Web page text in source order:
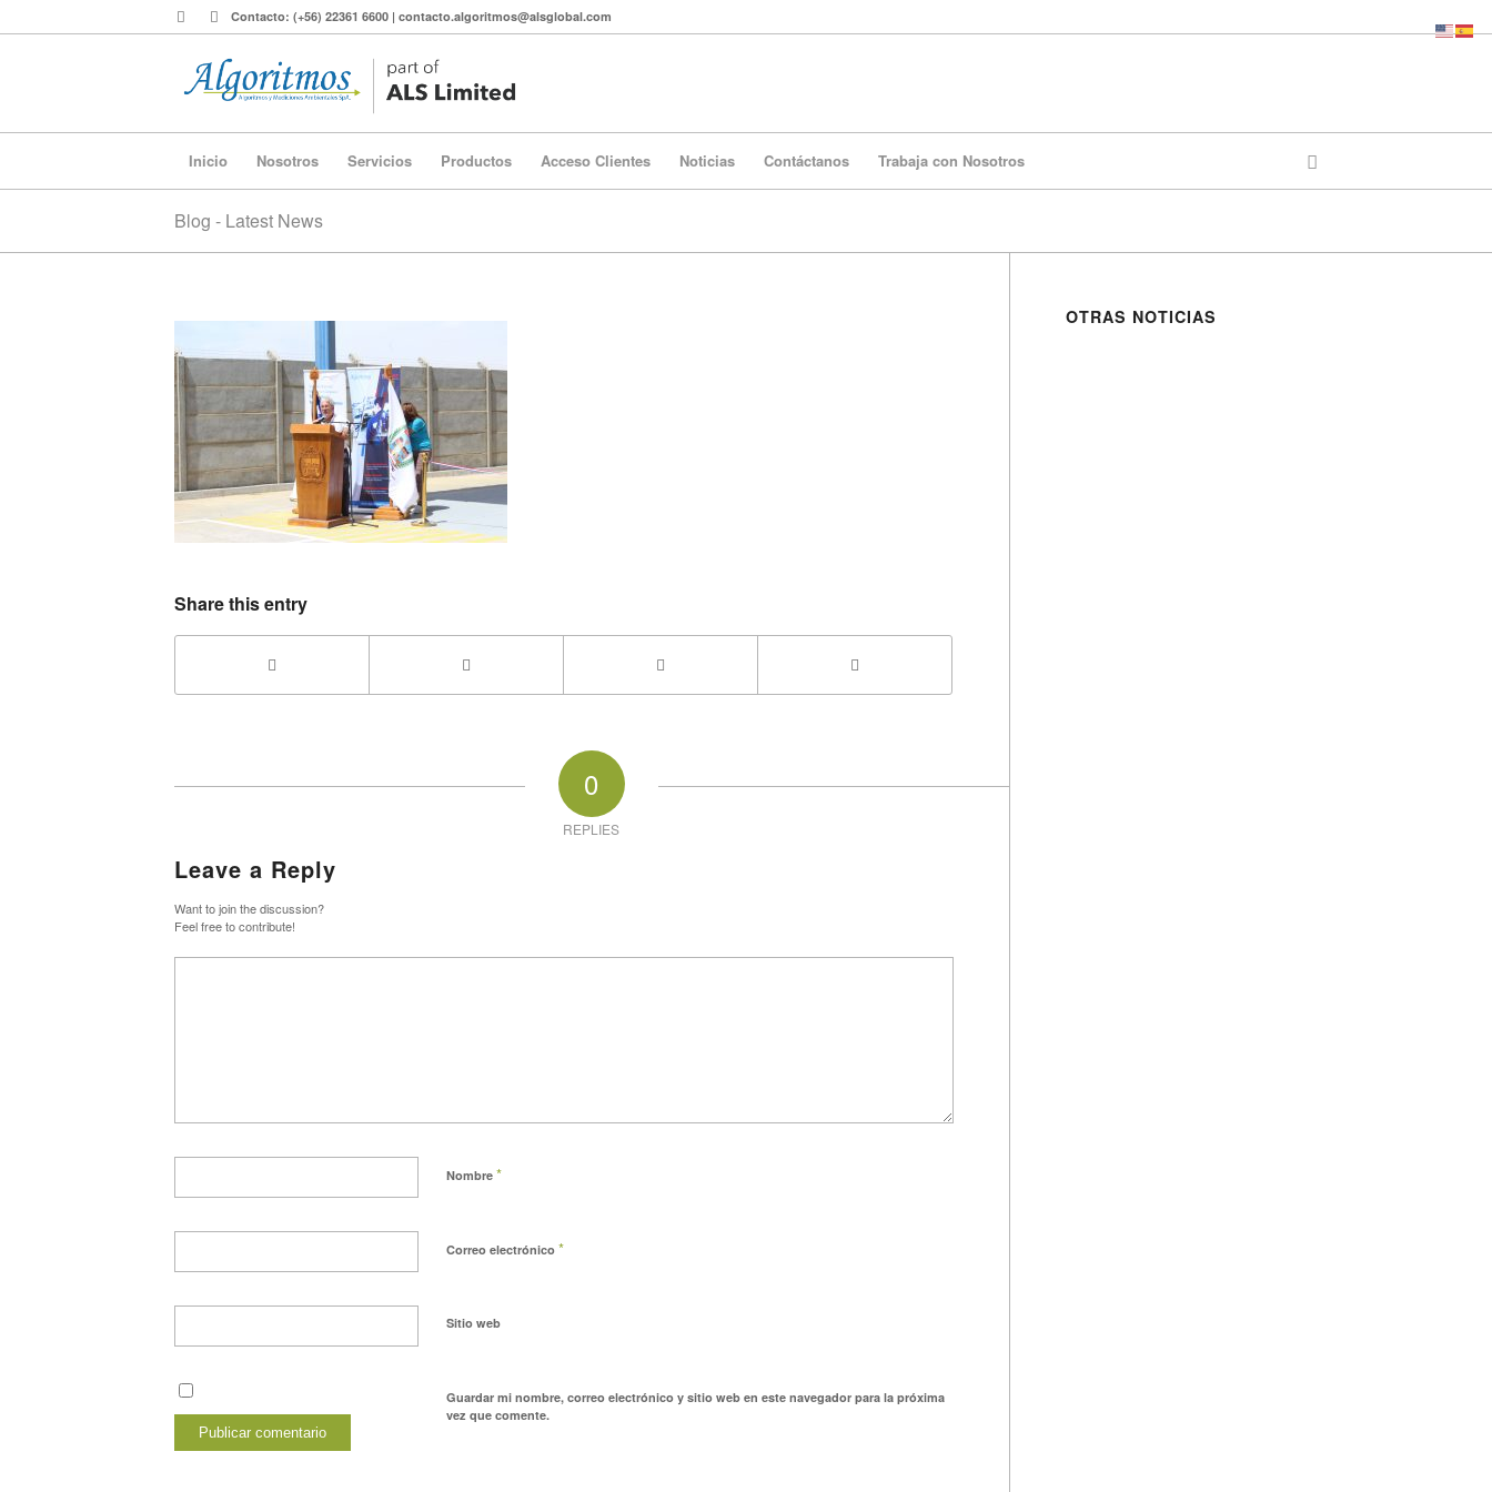
Contacto: (+56) 22361 6600 | contacto.algoritmos@alsglobal.com
Inicio Nosotros Servicios Productos Acceso Clientes Noticias Contáctanos Trabaja con Nosotros
Blog - Latest News
Share this entry
0
REPLIES
Leave a Reply
Want to join the discussion?
Feel free to contribute!
Nombre *
Correo electrónico *
Sitio web
Guardar mi nombre, correo electrónico y sitio web en este navegador para la próxima
vez que comente.
OTRAS NOTICIAS